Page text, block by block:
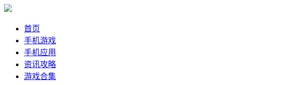
首页
手机游戏
手机应用
资讯攻略
游戏合集